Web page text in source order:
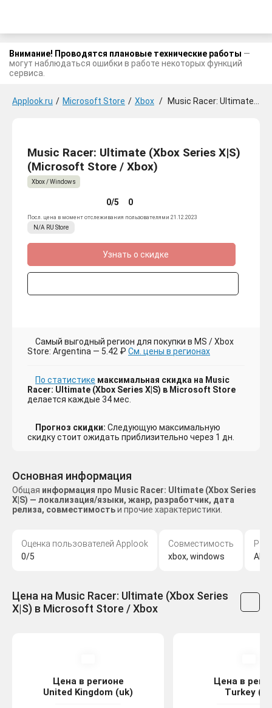
Внимание! Проводятся плановые технические работы —
могут наблюдаться ошибки в работе некоторых функций
сервиса.
Applook.ru / Microsoft Store / Xbox / Music Racer: Ultimate (Xbox Series X|S)
Music Racer: Ultimate (Xbox Series X|S)
(Microsoft Store / Xbox)
Xbox / Windows
0/5 0
Посл. цена в момент отслеживания пользователями 21.12.2023
N/A RU Store
Узнать о скидке
Самый выгодный регион для покупки в MS / Xbox
Store: Argentina — 5.42 ₽ См. цены в регионах
По статистике максимальная скидка на Music
Racer: Ultimate (Xbox Series X|S) в Microsoft Store
делается каждые 34 мес.
Прогноз скидки: Следующую максимальную
скидку стоит ожидать приблизительно через 1 дн.
Основная информация
Общая информация про Music Racer: Ultimate (Xbox Series
X|S) — локализация/языки, жанр, разработчик, дата
релиза, совместимостьи прочие характеристики.
Оценка пользователей Applook
0/5
Совместимость
xbox, windows
Цена на Music Racer: Ultimate (Xbox Series
X|S) в Microsoft Store / Xbox
Цена в регионе
United Kingdom (uk)
Цена в
Turkey